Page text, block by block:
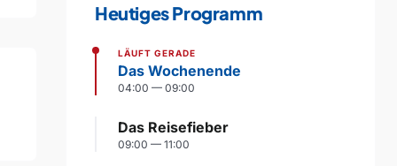
Heutiges Programm
LÄUFT GERADE
Das Wochenende
04:00 — 09:00
Das Reisefieber
09:00 — 11:00